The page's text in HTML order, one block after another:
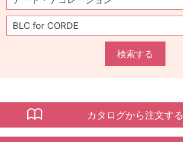
検索する
カタログから注文する